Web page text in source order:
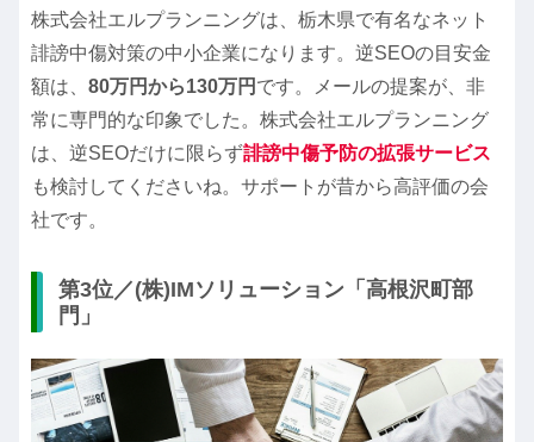
株式会社エルプランニングは、栃木県で有名なネット
誹謗中傷対策の中小企業になります。逆SEOの目安金
額は、 80万円から130万円 です。メールの提案が、非
常に専門的な印象でした。株式会社エルプランニング
は、逆SEOだけに限らず誹謗中傷予防の拡張サービス
も検討してくださいね。サポートが昔から高評価の会
社です。
第3位／(株)IMソリューション「高根沢町部
門」